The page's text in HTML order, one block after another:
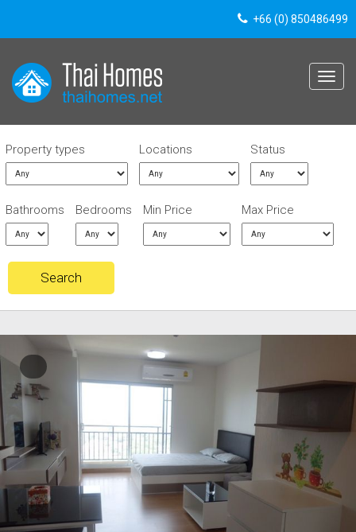
+66 (0) 850486499
Toggle
Property types Locations Status
Bathrooms Bedrooms Min Price Max Price